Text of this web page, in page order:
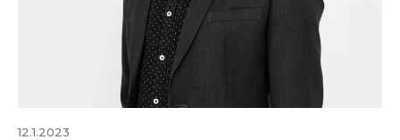
12.1.2023